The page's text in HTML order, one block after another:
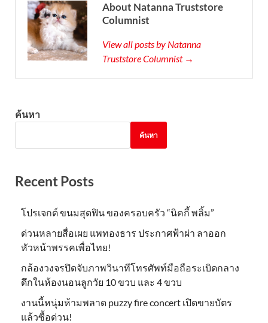
About Natanna Truststore
Columnist
View all posts by Natanna
Truststore Columnist →
ค้นหา
ค้นหา
Recent Posts
โปรเจกต์ ขนมสุดฟิน ของครอบครัว “นิคกี้ พลิ้ม”
ด่วนหลายสื่อเผย แพทองธาร ประกาศฟ้าผ่า ลาออก
หัวหน้าพรรคเพื่อไทย!
กล้องวงจรปิดจับภาพวินาทีโทรศัพท์มือถือระเบิดกลาง
ดึกในห้องนอนลูกวัย 10 ขวบ และ 4 ขวบ
งานนี้หนุ่มห้ามพลาด puzzy fire concert เปิดขายบัตร
แล้วซื้อด่วน!